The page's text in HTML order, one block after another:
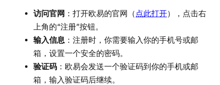
访问官网 ：打开欧易的官网（ 点此打开），点击右
上角的“注册”按钮。
输入信息 ：注册时，你需要输入你的手机号或邮
箱，设置一个安全的密码。
验证码 ：欧易会发送一个验证码到你的手机或邮
箱，输入验证码后继续。